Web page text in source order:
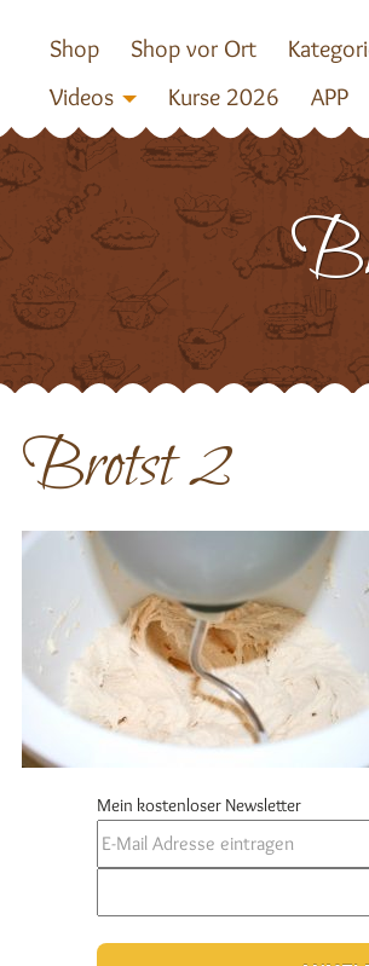
Shop Shop vor Ort
Videos
Kurse 2026 APP
Brotst 2
Mein kostenloser Newsletter